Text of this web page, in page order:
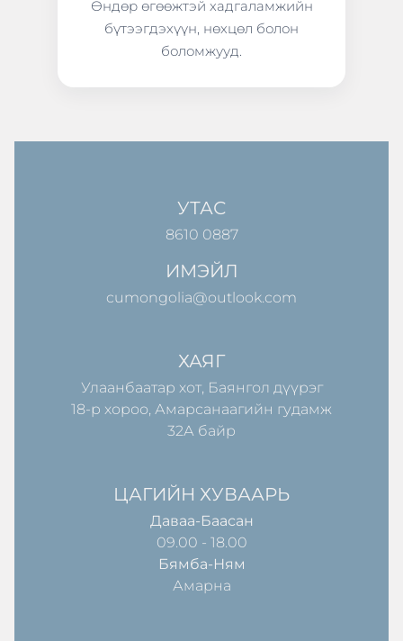
Өндөр өгөөжтэй хадгаламжийн
бүтээгдэхүүн, нөхцөл болон
боломжууд.
УТАС
8610 0887
ИМЭЙЛ
cumongolia@outlook.com
ХАЯГ
Улаанбаатар хот, Баянгол дүүрэг
18-р хороо, Амарсанаагийн гудамж
32А байр
ЦАГИЙН ХУВААРЬ
Даваа-Баасан
09.00 - 18.00
Бямба-Ням
Амарна